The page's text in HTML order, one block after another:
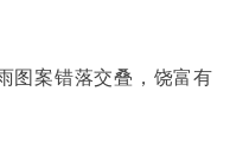
图案错落交叠，饶富有